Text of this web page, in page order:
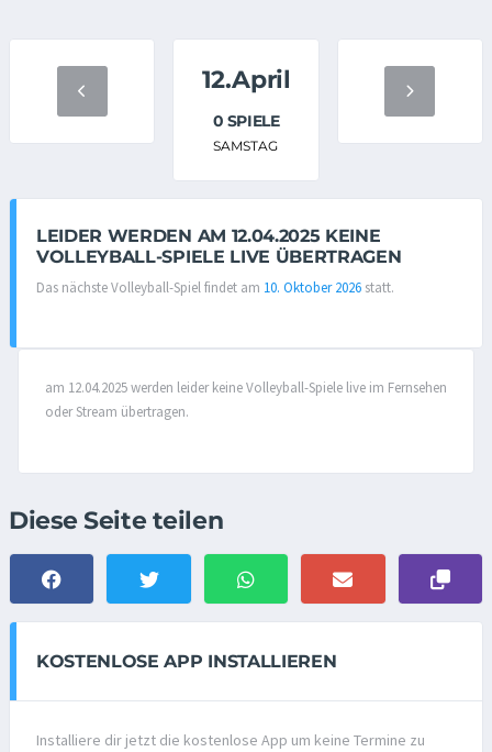
12.April
0 SPIELE
SAMSTAG
LEIDER WERDEN AM 12.04.2025 KEINE
VOLLEYBALL-SPIELE LIVE ÜBERTRAGEN
Das nächste Volleyball-Spiel findet am 10. Oktober 2026 statt.
am 12.04.2025 werden leider keine Volleyball-Spiele live im Fernsehen
oder Stream übertragen.
Diese Seite teilen
KOSTENLOSE APP INSTALLIEREN
Installiere dir jetzt die kostenlose App um keine Termine zu